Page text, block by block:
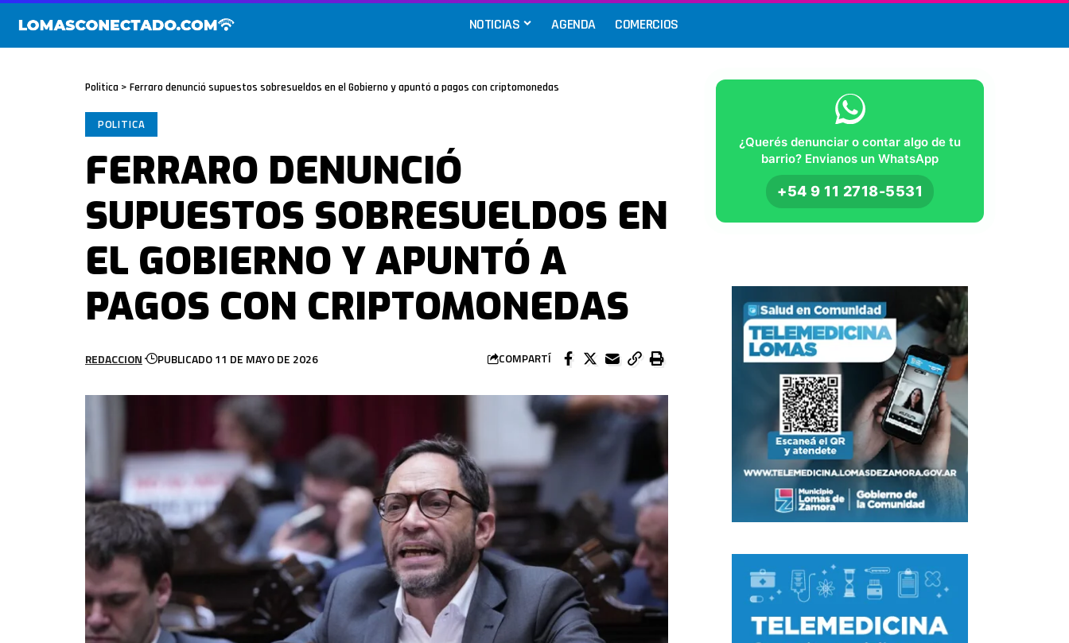
NOTICIAS AGENDA COMERCIOS
Politica > Ferraro denunció supuestos sobresueldos en el Gobierno y apuntó a pagos con criptomonedas
POLITICA
FERRARO DENUNCIÓ
SUPUESTOS SOBRESUELDOS EN
EL GOBIERNO Y APUNTÓ A
PAGOS CON CRIPTOMONEDAS
REDACCION PUBLICADO 11 DE MAYO DE 2026 COMPARTÍ
¿Querés denunciar o contar algo de tu
barrio? Envianos un WhatsApp
+54 9 11 2718-5531